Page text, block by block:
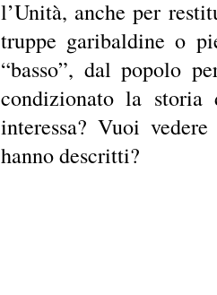
l’Unità, anche per
truppe garibaldine o
“basso”, dal popolo
condizionato la
interessa? Vuoi
hanno descritti?